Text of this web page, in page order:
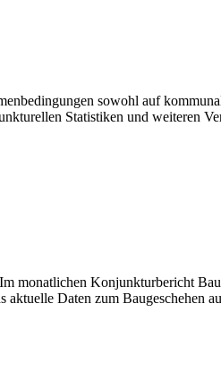
sowohl auf
Statistiken und weiteren
monatlichen Konjunkturbericht
Daten zum Baugeschehen